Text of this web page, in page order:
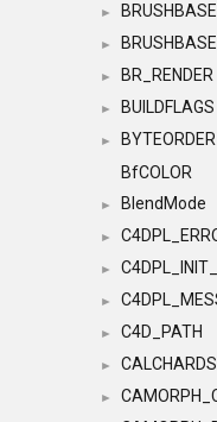
►
►
► BR_RENDER
► BUILDFLAGS
►
BYTEORDER
BfCOLOR
► BlendMode
►
►
►
► C4D_PATH
►
►